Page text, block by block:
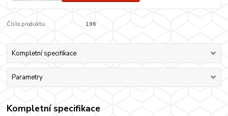
Číslo produktu: 196
Kompletní specifikace
Parametry
Kompletní specifikace